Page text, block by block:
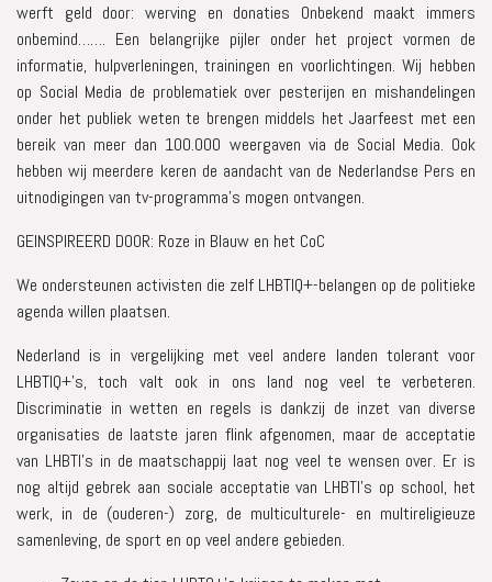
werft geld door: werving en donaties Onbekend maakt immers
onbemind……. Een belangrijke pijler onder het project vormen de
informatie, hulpverleningen, trainingen en voorlichtingen. Wij hebben
op Social Media de problematiek over pesterijen en mishandelingen
onder het publiek weten te brengen middels het Jaarfeest met een
bereik van meer dan 100.000 weergaven via de Social Media. Ook
hebben wij meerdere keren de aandacht van de Nederlandse Pers en
uitnodigingen van tv-programma’s mogen ontvangen.
GEINSPIREERD DOOR: Roze in Blauw en het CoC
We ondersteunen activisten die zelf LHBTIQ+-belangen op de politieke
agenda willen plaatsen.
Nederland is in vergelijking met veel andere landen tolerant voor
LHBTIQ+’s, toch valt ook in ons land nog veel te verbeteren.
Discriminatie in wetten en regels is dankzij de inzet van diverse
organisaties de laatste jaren flink afgenomen, maar de acceptatie
van LHBTI’s in de maatschappij laat nog veel te wensen over. Er is
nog altijd gebrek aan sociale acceptatie van LHBTI’s op school, het
werk, in de (ouderen-) zorg, de multiculturele- en multireligieuze
samenleving, de sport en op veel andere gebieden.